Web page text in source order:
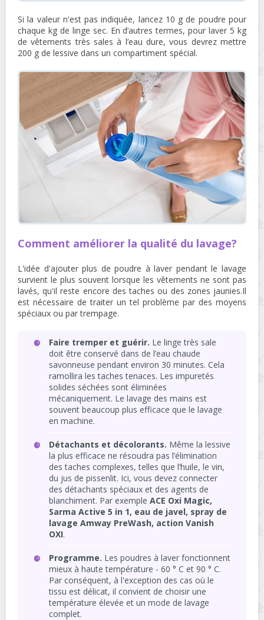
Si la valeur n'est pas indiquée, lancez 10 g de poudre pour
chaque kg de linge sec. En d’autres termes, pour laver 5 kg
de vêtements très sales à l’eau dure, vous devrez mettre
200 g de lessive dans un compartiment spécial.
Comment améliorer la qualité du lavage?
L'idée d'ajouter plus de poudre à laver pendant le lavage
survient le plus souvent lorsque les vêtements ne sont pas
lavés, qu'il reste encore des taches ou des zones jaunies.Il
est nécessaire de traiter un tel problème par des moyens
spéciaux ou par trempage.
Faire tremper et guérir. Le linge très sale
doit être conservé dans de l’eau chaude
savonneuse pendant environ 30 minutes. Cela
ramollira les taches tenaces. Les impuretés
solides séchées sont éliminées
mécaniquement. Le lavage des mains est
souvent beaucoup plus efficace que le lavage
en machine.
Détachants et décolorants. Même la lessive
la plus efficace ne résoudra pas l’élimination
des taches complexes, telles que l’huile, le vin,
du jus de pissenlit. Ici, vous devez connecter
des détachants spéciaux et des agents de
blanchiment. Par exemple ACE Oxi Magic,
Sarma Active 5 in 1, eau de javel, spray de
lavage Amway PreWash, action Vanish
OXI.
Programme. Les poudres à laver fonctionnent
mieux à haute température - 60 ° C et 90 ° C.
Par conséquent, à l'exception des cas où le
tissu est délicat, il convient de choisir une
température élevée et un mode de lavage
complet.